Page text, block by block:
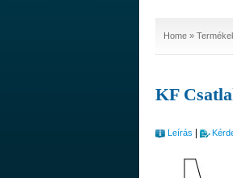
Home »
KF
Leírás